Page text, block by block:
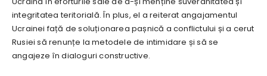
integritatea teritorială. În plus, el a reiterat angajamentul
Ucrainei față de soluționarea pașnică a conflictului și a cerut
Rusiei să renunțe la metodele de intimidare și să se
angajeze în dialoguri constructive.